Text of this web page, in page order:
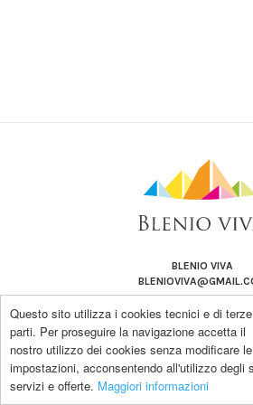
Questo sito utilizza i cookies tecnici e di terze
parti. Per proseguire la navigazione accetta il
nostro utilizzo dei cookies senza modificare
impostazioni, acconsentendo all'utilizzo degli
servizi e offerte. Maggiori informazioni
BLENIO VIVA
Copyright by BLENIO VIVA |